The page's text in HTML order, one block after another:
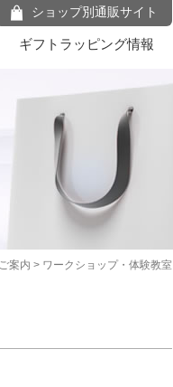
ショップ別通販サイト
ギフトラッピング情報
案内 > ワークショップ・体験教室